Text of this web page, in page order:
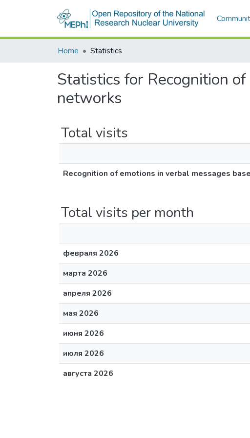
Home Statistics
Statistics for Recognition
networks
Total visits
Recognition of emotions in verbal messages
Total visits per month
февраля 2026
марта 2026
апреля 2026
мая 2026
июня 2026
июля 2026
августа 2026